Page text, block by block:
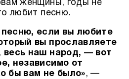
женщины, годы не
любит песню.
если вы любите
вы прославляете
весь наш народ, — вот
независимо от
бы вам не было», —